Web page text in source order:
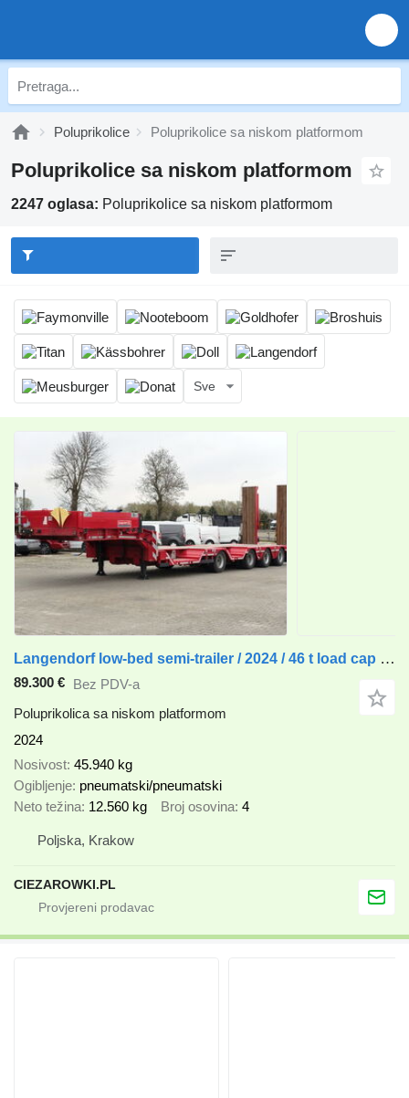
Poluprikolice Poluprikolice sa niskom platformom
Poluprikolice sa niskom platformom
2247 oglasa: Poluprikolice sa niskom platformom
Sve
Langendorf low-bed semi-trailer / 2024 / 46 t load cap / 2 units
89.300 € Bez PDV-a
Poluprikolica sa niskom platformom
2024
Nosivost 45.940 kg
Ogibljenje pneumatski/pneumatski
Neto težina 12.560 kg Broj osovina 4
Poljska, Krakow
CIEZAROWKI.PL